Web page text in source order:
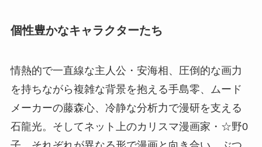
個性豊かなキャラクターたち
情熱的で一直線な主人公・安海相、圧倒的な画力
を持ちながら複雑な背景を抱える手島零、ムード
メーカーの藤森心、冷静な分析力で漫研を支える
石龍光。そしてネット上のカリスマ漫画家・☆野0